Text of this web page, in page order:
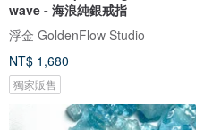
wave - 海浪純銀戒指
浮金 GoldenFlow Studio
NT$ 1,680
獨家販售